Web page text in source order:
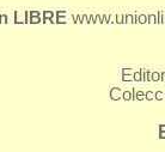
LIBRE